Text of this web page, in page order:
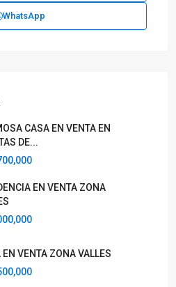
WhatsApp
CASA EN VENTA EN
DE...
EN VENTA ZONA
EN VENTA ZONA VALLES